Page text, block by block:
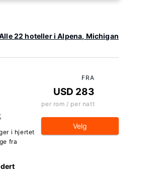
22 hoteller i Alpena, Michigan
i hjertet
fra
FRA
USD 283
per rom / per natt
Velg